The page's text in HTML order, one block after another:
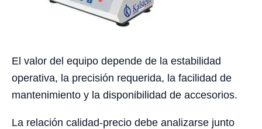
El valor del equipo depende de la estabilidad
operativa, la precisión requerida, la facilidad de
mantenimiento y la disponibilidad de accesorios.
La relación calidad-precio debe analizarse junto